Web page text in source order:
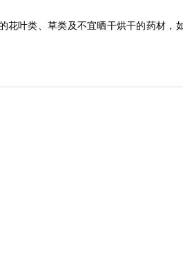
叶类、草类及不宜晒干烘干的药材，